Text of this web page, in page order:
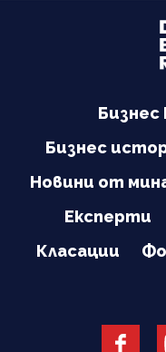
Бизнес
Бизнес
Новини от
Експерти
Класации